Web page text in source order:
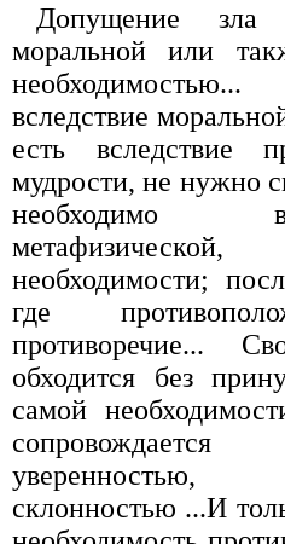
Допущение зла
моральной или
вследствие
есть вследствие
мудрости, не нужно
необходимо
необходимости;
где
противоречие...
обходится без
самой
уверенностью,
склонностью ...И